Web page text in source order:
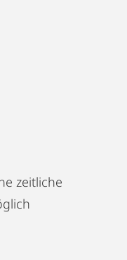
zeitliche